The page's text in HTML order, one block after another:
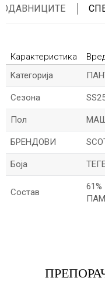
Карактеристика
Kатегорија
Сезона
Пол
БРЕНДОВИ
Боја
Состав